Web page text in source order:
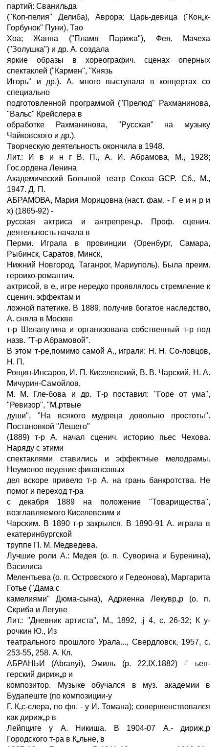
партий: Сванильда
("Коп-пелия" Делиба), Аврора; Царь-девица ("Кон„к-
Горбунок" Пуни), Тао
Хоа; Жанна ("Пламя Парижа"), Фея, Мачеха
("Золушка") и др. А. создала
яркие образы в хореографич. сценах оперных
спектаклей ("Кармен", "Князь
Игорь" и др.). А. много выступала в концертах со
специально
подготовленной программой ("Прелюд" Рахманинова,
"Вальс" Крейслера в
обработке Рахманинова, "Русская" на музыку
Чайковского и др.).
Творческую деятельность окончила в 1948.
Лит.: И в и н г В. П., А. И. Абрамова, М., 1928;
Гос.ордена Ленина
Академический Большой театр Союза GCP. Сб., М.,
1947. Д. П.
АБРАМОВА, Мария Морицовна (наст. фам. - Г e и н р и
х) (1865-92) -
русская актриса и антрепрен„р. Проф. сценич.
деятельность начала в
Перми. Играла в провинции (Оренбург, Самара,
Рыбинск, Саратов, Минск,
Нижний Новгород, Таганрог, Мариуполь). Была преим.
героико-романтич.
актрисой, в е„ игре нередко проявлялось стремление к
сценич. эффектам и
ложной патетике. В 1889, получив богатое наследство,
А. сняла в Москве
т-р Шелапутина и организовала собственный т-р под
назв. "Т-р Абрамовой".
В этом т-ре,помимо самой А., играли: Н. Н. Со-ловцов,
Н. П.
Рощин-Инсаров, И. П. Киселевский, В. В. Чарский, Н. А.
Мичурин-Самойлов,
М. М. Гле-бова и др. Т-р поставил: "Горе от ума",
"Ревизор", "М„ртвые
души", "На всякого мудреца довольно простоты".
Постановкой "Лешего"
(1889) т-р А. начал сценич. историю пьес Чехова.
Наряду с этими
спектаклями ставились и эффектные мелодрамы.
Неумелое ведение финансовых
дел вскоре привело т-р А. на грань банкротства. Не
помог и переход т-ра
с декабря 1889 на положение "Товарищества",
возглавляемого Киселевским и
Чарским. В 1890 т-р закрылся. В 1890-91 А. играла в
екатеринбургской
труппе П. М. Медведева.
Лучшие роли А.: Медея (о. п. Суворина и Буренина),
Василиса
Мелентьева (о. п. Островского и Гедеонова), Маргарита
Готье ("Дама с
камелиями" Дюма-сына), Адриенна Лекувр„р (о. п.
Скриба и Легуве
Лит.: "Дневник артиста", М., 1892, .ј 4, с. 26-32; К у-
рочкин Ю., Из
театрального прошлого Урала..., Свердловск, 1957, с.
253-55, 258. А. Кл.
АБРАНЬИ (Abranyi), Эмиль (р. 22.IX.1882) -' ъен-
герский дириж„р и
композитор. Музыке обучался в муз. академии в
Будапеште (по композиции-у
Г. К„с-слера, по фп. - у И. Томана); совершенствовался
как дириж„р в
Лейпциге у А. Никиша. В 1904-07 А.- дириж„р
Городского т-ра в К„льне, в